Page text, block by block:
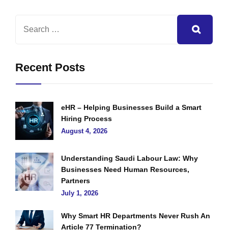
Recent Posts
eHR – Helping Businesses Build a Smart
Hiring Process
August 4, 2026
Understanding Saudi Labour Law: Why
Businesses Need Human Resources,
Partners
July 1, 2026
Why Smart HR Departments Never Rush An
Article 77 Termination?